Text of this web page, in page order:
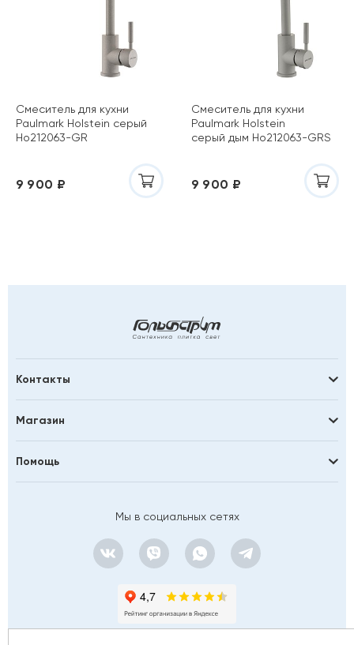
Смеситель для кухни
Paulmark Holstein серый
Ho212063-GR
9 900 ₽
Смеситель для кухни
Paulmark Holstein
серый дым Ho212063-GRS
9 900 ₽
Контакты
Магазин
Помощь
Мы в социальных сетях